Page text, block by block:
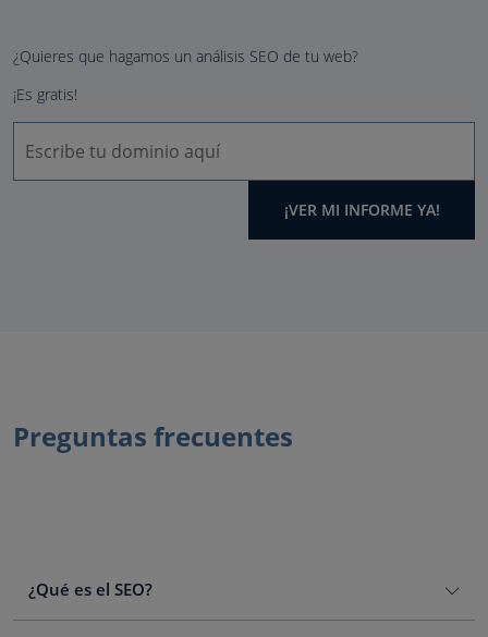
¿Quieres que hagamos un análisis SEO de tu web?
¡Es gratis!
¡VER MI INFORME YA!
Preguntas frecuentes
¿Qué es el SEO?